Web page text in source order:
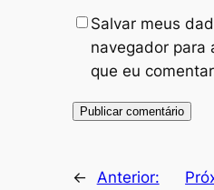
Salvar meus
navegador para
que eu
←
Anterior: